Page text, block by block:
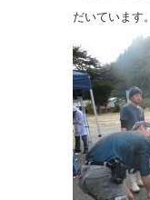
だいています。